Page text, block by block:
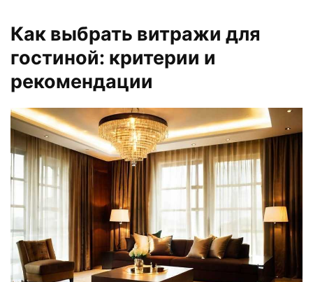
Как выбрать витражи для
гостиной: критерии и
рекомендации